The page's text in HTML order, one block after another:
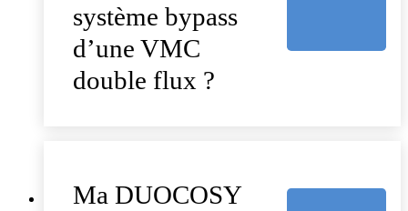
système bypass
d’une VMC
double flux ?
Ma DUOCOSY